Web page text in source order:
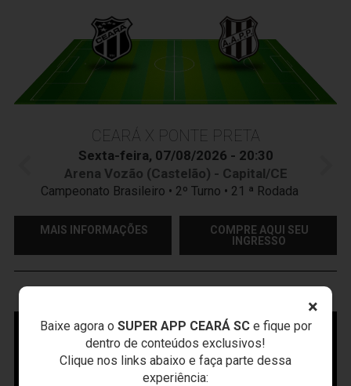
×
Baixe agora o SUPER APP CEARÁ SCe fique por
dentro de conteúdos exclusivos!
Clique nos links abaixo e faça parte dessa
experiência:
CEARÁ X PONTE PRETA
Sexta-feira, 07/08/2026 - 20:30
Arena Vozão (Castelão) - Capital/CE
Campeonato Brasileiro • 2º Turno • 21 ª Rodada
MAIS INFORMAÇÕES
COMPRE AQUI SEU
INGRESSO